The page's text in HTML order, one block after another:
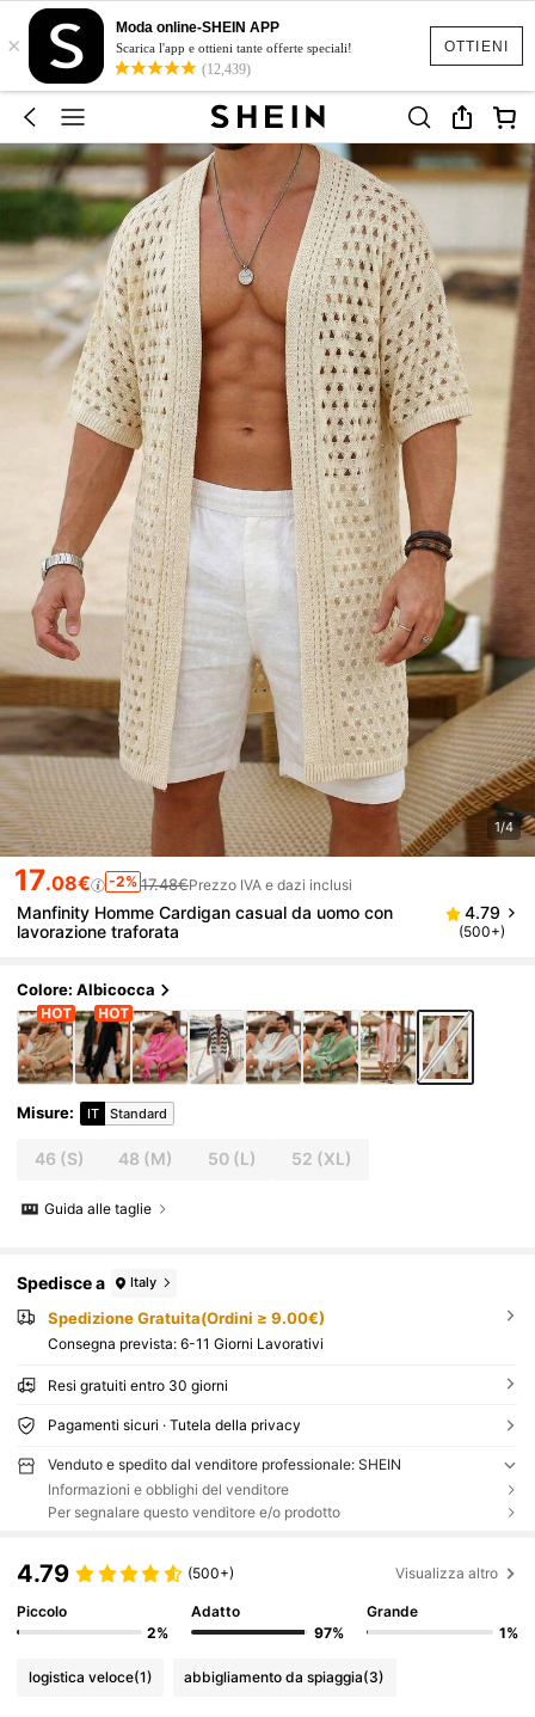
OTTIENI
×
Moda online-SHEIN APP
Scarica l'app e ottieni tante offerte speciali!
(12,439)
1/4
17.08€ -2% 17.48€Prezzo IVA e dazi inclusi
Manfinity Homme Cardigan casual da uomo con
lavorazione traforata
4.79
(500+)
Colore: Albicocca
Misure: IT Standard
46 (S) 48 (M) 50(L) 52 (XL)
Guida alle taglie
Spedisce a Italy
Spedizione Gratuita(Ordini ≥ 9.00€)
Consegna prevista: 6-11 Giorni Lavorativi
Resi gratuiti entro 30 giorni
Pagamenti sicuri · Tutela della privacy
Venduto e spedito dal venditore professionale: SHEIN
Informazioni e obblighi del venditore
Per segnalare questo venditore e/o prodotto
4.79 (500+) Visualizza altro
Piccolo
2%
Adatto
97%
Grande
1%
logistica veloce(1) abbigliamento da spiaggia(3)